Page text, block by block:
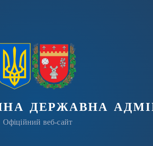
державна
Офіційний веб-сайт